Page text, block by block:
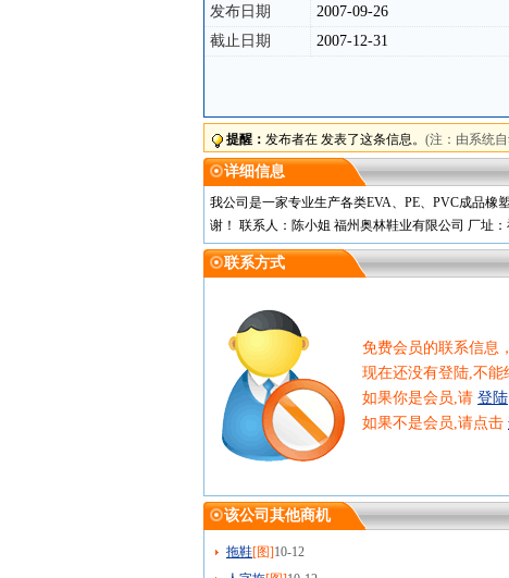
发布日期
2007-09-26
截止日期
2007-12-31
提醒： 发布者在 发表了这条信息。 (注：由系统
详细信息
我公司是一家专业生产各类EVA、PE、PVC成品
谢！ 联系人：陈小姐 福州奥林鞋业有限公司 厂址
联系方式
免费会员的联系信息
现在还没有登陆,不能
如果你是会员,请 登陆
如果不是会员,请点击
该公司其他商机
拖鞋[图]10-12